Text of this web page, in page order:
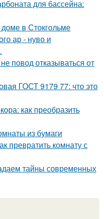
для бассейна:
в Стокгольме
ар - нуво и
повод отказываться от
ГОСТ 9179 77: что это
как преобразить
из бумаги
превратить комнату с
тайны современных